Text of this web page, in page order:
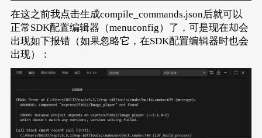
在这之前我点击生成compile_commands.json后就可以
正常SDK配置编辑器（menuconfig）了，可是现在却会
出现如下报错（如果忽略它，在SDK配置编辑器时也会
出现）：